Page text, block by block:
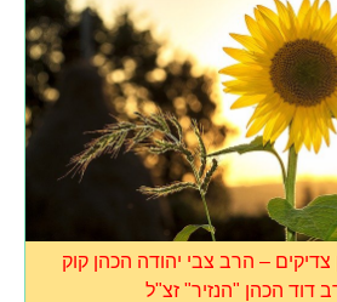
צדיקים – הרב צבי יהודה הכהן קוק
דוד הכהן "הנזיר" זצ"ל